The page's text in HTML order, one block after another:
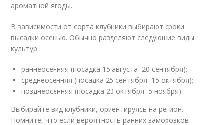
ароматной ягоды.
В зависимости от сорта клубники выбирают сроки
высадки осенью. Обычно разделяют следующие виды
культур:
раннеосенняя (посадка 15 августа–20 сентября);
среднеосенняя (посадка 25 сентября–15 октября);
позднеосенняя (посадка 20 октября–5 ноября).
Выбирайте вид клубники, ориентируясь на регион.
Помните, что если вероятность ранних заморозков